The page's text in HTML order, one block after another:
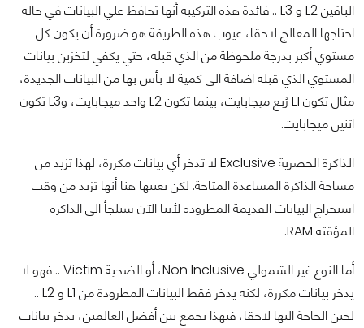
الباقين L2 و L3 .. فائدة هذه التركيبة أنها تحافظ علي البيانات في حالة
احتاجها المعالج لاحقا، عيوب هذه الطريقة هو ضرورة أن يكون كل
مستوي أكبر بدرجة ملحوظة من الذي قبله، حتي يكفي لتخزين بيانات
المستوي الذي قبله اضافة الي كمية لا بأس بها من البيانات الجديدة،
مثال تكون L1 رُبع ميجابايت، بينما تكون L2 واحد ميجابايت، وL3 تكون
اثنين ميجابايت.
الذاكرة الحصرية Exclusive لا تدخر أي بيانات مكررة، لهذا تزيد من
مساحة الذاكرة المساعدة المتاحة. لكن يعيبها هنا أنها تزيد من وقت
استخراج البيانات القديمة المطرودة لأننا الآن سنلجأ الي الذاكرة
المؤقتة RAM.
أما النوع غير الشمولي Non Inclusive، أو الضحية Victim .. فهو لا
يدخر بيانات مكررة، لكنه يدخر فقط البيانات المطرودة من L1 و L2 ..
لحين الحاجة اليها لاحقا، فبهذا يجمع بين أفضل العالمين، يدخر بيانات